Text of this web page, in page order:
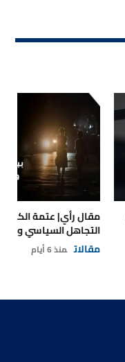
مقال رأي| عتمة
التجاهل السياسي
مقالات منذ 6 أيام